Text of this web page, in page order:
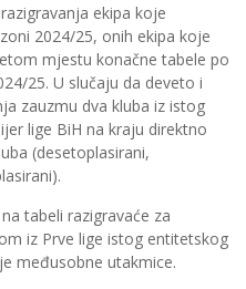
ekipa koje
2024/25, onih ekipa koje
mjestu konačne tabele po
25. U slučaju da deveto i
zauzmu dva kluba iz istog
lige BiH na kraju direktno
(desetoplasirani,
tabeli razigravaće za
iz Prve lige istog entitetskog
međusobne utakmice.